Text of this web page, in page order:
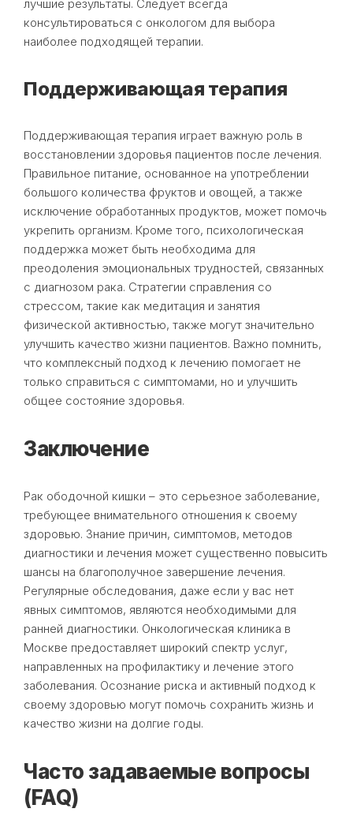
лучшие результаты. Следует всегда
консультироваться с онкологом для выбора
наиболее подходящей терапии.
Поддерживающая терапия
Поддерживающая терапия играет важную роль в
восстановлении здоровья пациентов после лечения.
Правильное питание, основанное на употреблении
большого количества фруктов и овощей, а также
исключение обработанных продуктов, может помочь
укрепить организм. Кроме того, психологическая
поддержка может быть необходима для
преодоления эмоциональных трудностей, связанных
с диагнозом рака. Стратегии справления со
стрессом, такие как медитация и занятия
физической активностью, также могут значительно
улучшить качество жизни пациентов. Важно помнить,
что комплексный подход к лечению помогает не
только справиться с симптомами, но и улучшить
общее состояние здоровья.
Заключение
Рак ободочной кишки – это серьезное заболевание,
требующее внимательного отношения к своему
здоровью. Знание причин, симптомов, методов
диагностики и лечения может существенно повысить
шансы на благополучное завершение лечения.
Регулярные обследования, даже если у вас нет
явных симптомов, являются необходимыми для
ранней диагностики. Онкологическая клиника в
Москве предоставляет широкий спектр услуг,
направленных на профилактику и лечение этого
заболевания. Осознание риска и активный подход к
своему здоровью могут помочь сохранить жизнь и
качество жизни на долгие годы.
Часто задаваемые вопросы
(FAQ)